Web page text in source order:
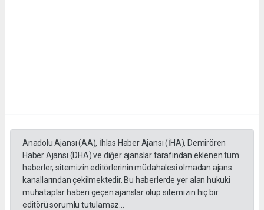
Anadolu Ajansı (AA), İhlas Haber Ajansı (İHA), Demirören
Haber Ajansı (DHA) ve diğer ajanslar tarafından eklenen tüm
haberler, sitemizin editörlerinin müdahalesi olmadan ajans
kanallarından çekilmektedir. Bu haberlerde yer alan hukuki
muhataplar haberi geçen ajanslar olup sitemizin hiç bir
editörü sorumlu tutulamaz...